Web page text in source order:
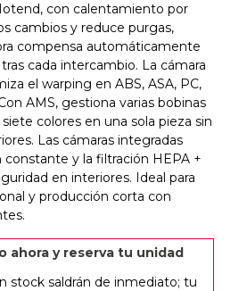
con calentamiento por
cambios y reduce purgas,
compensa automáticamente
cada intercambio. La cámara
el warping en ABS, ASA, PC,
AMS, gestiona varias bobinas
colores en una sola pieza sin
Las cámaras integradas
constante y la filtración HEPA +
en interiores. Ideal para
y producción corta con
ahora y reserva tu unidad
stock saldrán de inmediato; tu